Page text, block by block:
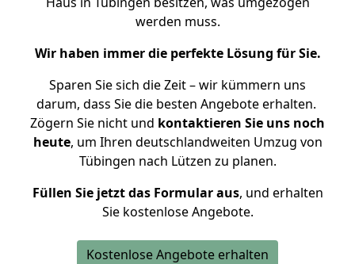
werden muss.
Wir haben immer die perfekte Lösung für Sie.
Sparen Sie sich die Zeit – wir kümmern uns
darum, dass Sie die besten Angebote erhalten.
Zögern Sie nicht und kontaktieren Sie uns noch
heute, um Ihren deutschlandweiten Umzug von
Tübingen nach Lützen zu planen.
Füllen Sie jetzt das Formular aus, und erhalten
Sie kostenlose Angebote.
Kostenlose Angebote erhalten